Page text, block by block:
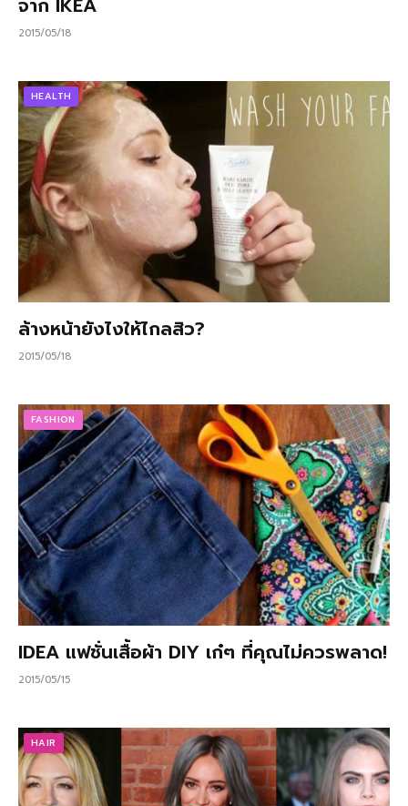
2015/05/18
HEALTH
ล้างหน้ายังไงให้ไกลสิว?
2015/05/18
FASHION
IDEA แฟชั่นเสื้อผ้า DIY เก๋ๆ ที่คุณไม่ควรพลาด!
2015/05/15
HAIR